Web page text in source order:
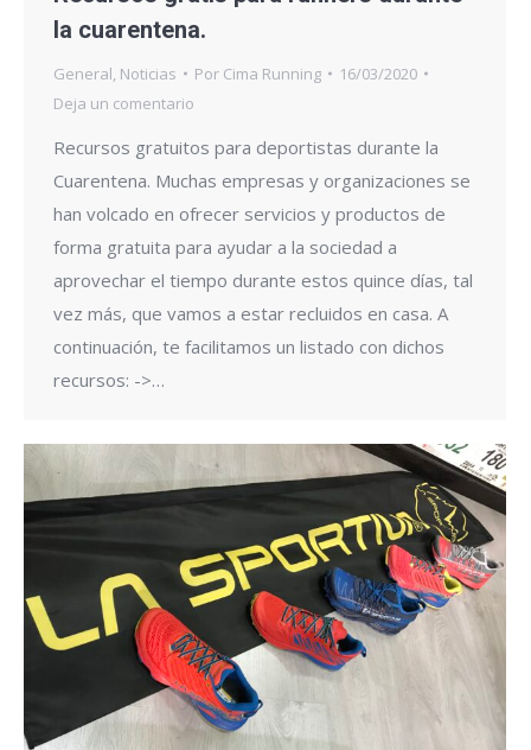
la cuarentena.
General Noticias Por Cima Running
16/03/2020
Deja un comentario
Recursos gratuitos para deportistas durante la
Cuarentena. Muchas empresas y organizaciones se
han volcado en ofrecer servicios y productos de
forma gratuita para ayudar a la sociedad a
aprovechar el tiempo durante estos quince días, tal
vez más, que vamos a estar recluidos en casa. A
continuación, te facilitamos un listado con dichos
recursos: ->…